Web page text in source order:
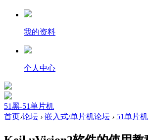
我的资料
个人中心
51黑-51单片机
首页›论坛 › 嵌入式/单片机论坛 › 51单片机